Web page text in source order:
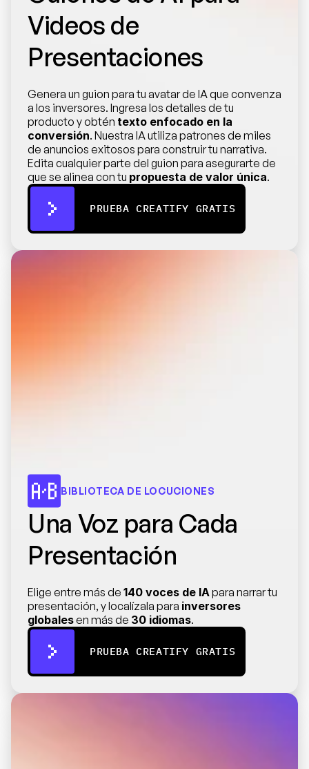
Videos de
Presentaciones
Genera un guion para tu avatar de IA que convenza
a los inversores. Ingresa los detalles de tu
producto y obtén texto enfocado en la
conversión. Nuestra IA utiliza patrones de miles
de anuncios exitosos para construir tu narrativa.
Edita cualquier parte del guion para asegurarte de
que se alinea con tu propuesta de valor única.
PRUEBA CREATIFY GRATIS
BIBLIOTECA DE LOCUCIONES
Una Voz para Cada
Presentación
Elige entre más de 140 voces de IA para narrar tu
presentación, y localízala para inversores
globales en más de 30 idiomas.
PRUEBA CREATIFY GRATIS